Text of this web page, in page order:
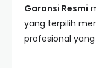
Garansi Resmi
yang terpilih
profesional